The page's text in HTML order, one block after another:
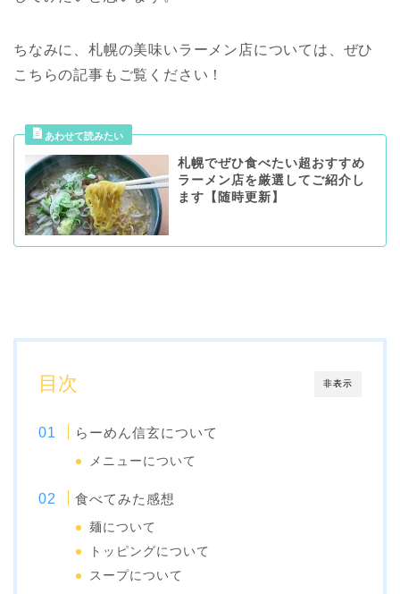
ちなみに、札幌の美味いラーメン店については、ぜひ
こちらの記事もご覧ください！
札幌でぜひ食べたい超おすすめ
ラーメン店を厳選してご紹介し
ます【随時更新】
非表示
目次
らーめん信玄について
メニューについて
食べてみた感想
麺について
トッピングについて
スープについて